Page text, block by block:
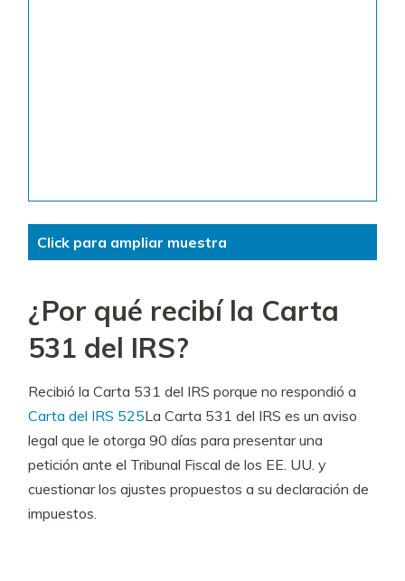
Click para ampliar muestra
¿Por qué recibí la Carta
531 del IRS?
Recibió la Carta 531 del IRS porque no respondió a
Carta del IRS 525La Carta 531 del IRS es un aviso
legal que le otorga 90 días para presentar una
petición ante el Tribunal Fiscal de los EE. UU. y
cuestionar los ajustes propuestos a su declaración de
impuestos.